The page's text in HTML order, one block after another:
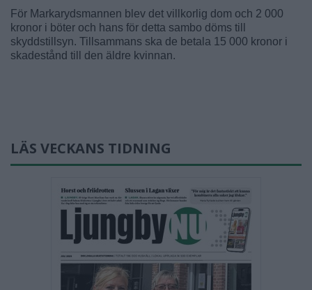
För Markarydsmannen blev det villkorlig dom och 2 000
kronor i böter och hans för detta sambo döms till
skyddstillsyn. Tillsammans ska de betala 15 000 kronor i
skadestånd till den äldre kvinnan.
LÄS VECKANS TIDNING